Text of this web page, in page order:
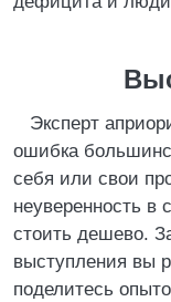
Эксперт
ошибка
себя или свои
неуверенность в
стоить дешево.
выступления вы
поделитесь